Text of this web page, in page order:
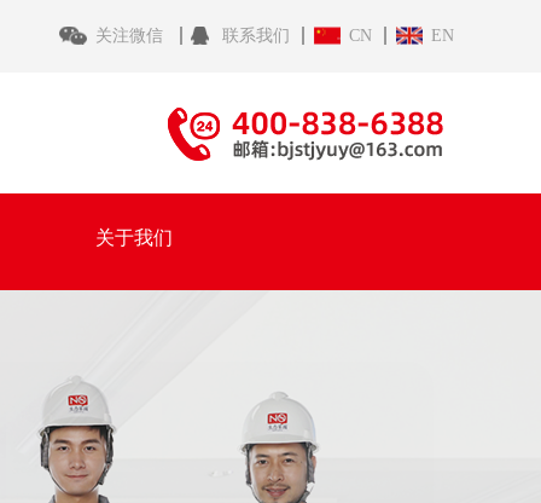
关注微信 联系我们 CN EN
关于我们